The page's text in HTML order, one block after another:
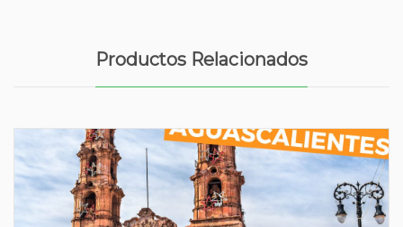
Productos Relacionados